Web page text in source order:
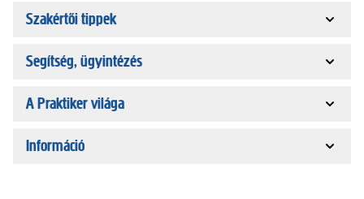
Szakértői tippek
Segítség, ügyintézés
A Praktiker világa
Információ